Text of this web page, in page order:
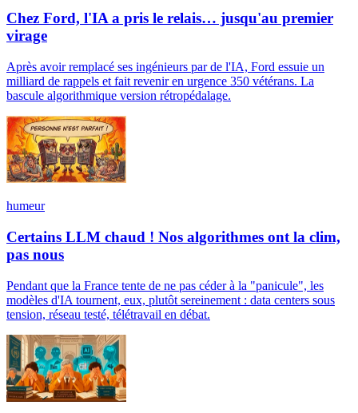
Chez Ford, l'IA a pris le relais… jusqu'au premier
virage
Après avoir remplacé ses ingénieurs par de l'IA, Ford essuie un
milliard de rappels et fait revenir en urgence 350 vétérans. La
bascule algorithmique version rétropédalage.
humeur
Certains LLM chaud ! Nos algorithmes ont la clim,
pas nous
Pendant que la France tente de ne pas céder à la "panicule", les
modèles d'IA tournent, eux, plutôt sereinement : data centers sous
tension, réseau testé, télétravail en débat.